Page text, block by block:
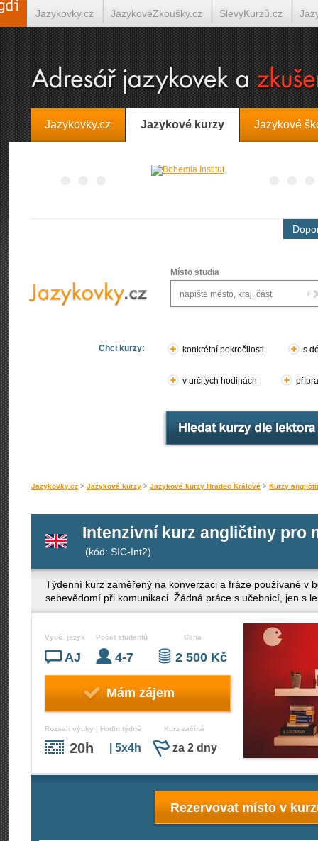
Jazykovky.cz Jazykové kurzy Jazykové
Místo studia
Chci kurzy: konkrétní pokročilosti s
v určitých hodinách
Jazykovky.cz > Jazykové kurzy > Jazykové kurzy Hradec Králové > Kurzy
Intenzivní kurz angličtiny pro
(kód: SIC-Int2)
Týdenní kurz zaměřený na konverzaci a fráze používané v
sebevědomí při komunikaci. Žádná práce s učebnicí, jen s
Vyuč. jazyk
AJ
Počet studentů
4-7
Cena
2 500 Kč
Mám zájem
Rozsah výuky | Hodin týdně
20h | 5x4h
Kurz začíná
za 2 dny
Rezervovat místo v
Jazykovky.cz JazykovéZkoušky.cz SlevyKurzů.cz
Španělština on-line Italština on-line Tlumočení-